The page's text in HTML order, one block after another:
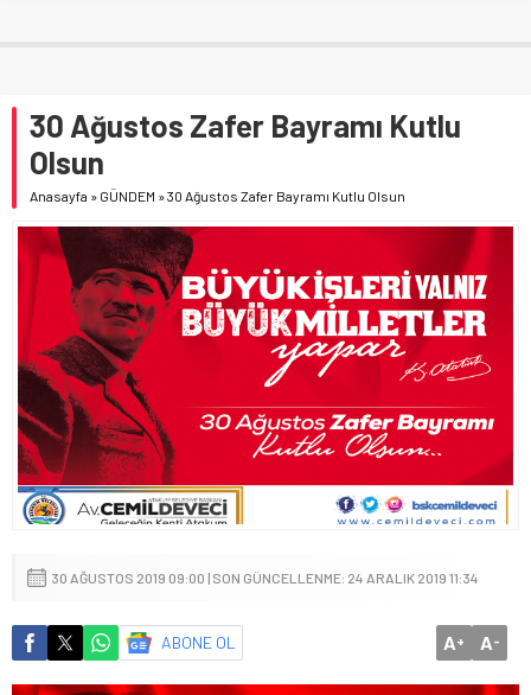
30 Ağustos Zafer Bayramı Kutlu
Olsun
Anasayfa » GÜNDEM »30 Ağustos Zafer Bayramı Kutlu Olsun
30 AĞUSTOS 2019 09:00 | SON GÜNCELLENME: 24 ARALIK 2019 11:34
ABONE OL A+ A-